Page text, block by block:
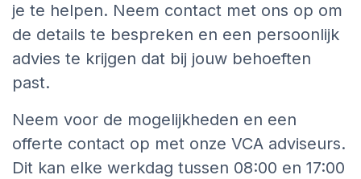
je te helpen. Neem contact met ons op om
de details te bespreken en een persoonlijk
advies te krijgen dat bij jouw behoeften
past.
Neem voor de mogelijkheden en een
offerte contact op met onze VCA adviseurs.
Dit kan elke werkdag tussen 08:00 en 17:00